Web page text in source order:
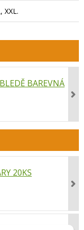
XXL.
BAREVNÁ
20KS